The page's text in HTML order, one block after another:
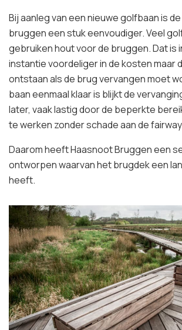
Bij aanleg van een nieuwe golfbaan is
bruggen een stuk eenvoudiger. Veel
gebruiken hout voor de bruggen. Dat is
instantie voordeliger in de kosten maar
ontstaan als de brug vervangen moet
baan eenmaal klaar is blijkt de
later, vaak lastig door de beperkte
te werken zonder schade aan de
Daarom heeft Haasnoot Bruggen een
ontworpen waarvan het brugdek een
heeft.